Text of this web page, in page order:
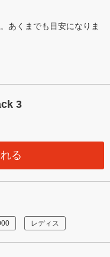
あくまでも目安になりま
3
る
レディス